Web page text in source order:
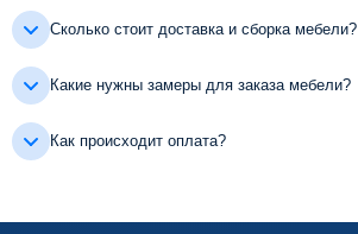
Сколько стоит доставка и сборка мебели?
Какие нужны замеры для заказа мебели?
Как происходит оплата?